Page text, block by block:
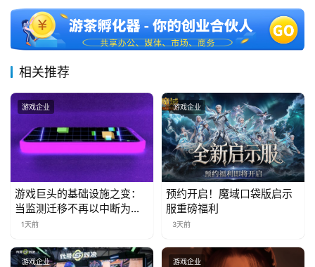
届
金
0
日
游
相关推荐
游戏企业
游戏巨头的基础设施之变：
当监测迁移不再以中断为代
价
1天前
游戏企业
预约开启！魔域口袋版启示
服重磅福利
3天前
游戏企业 游戏企业